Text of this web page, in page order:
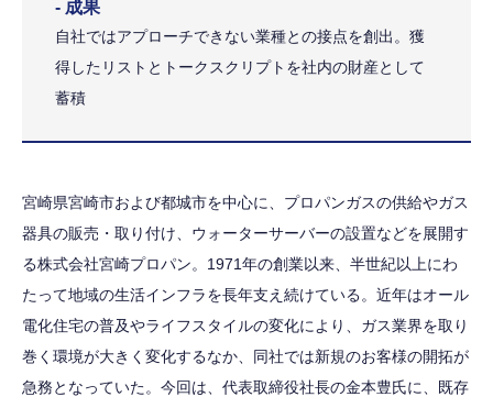
- 成果
自社ではアプローチできない業種との接点を創出。獲
得したリストとトークスクリプトを社内の財産として
蓄積
宮崎県宮崎市および都城市を中心に、プロパンガスの供給やガス
器具の販売・取り付け、ウォーターサーバーの設置などを展開す
る株式会社宮崎プロパン。1971年の創業以来、半世紀以上にわ
たって地域の生活インフラを長年支え続けている。近年はオール
電化住宅の普及やライフスタイルの変化により、ガス業界を取り
巻く環境が大きく変化するなか、同社では新規のお客様の開拓が
急務となっていた。今回は、代表取締役社長の金本豊氏に、既存